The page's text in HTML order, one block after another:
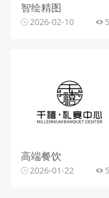
智绘精图
2026-02-10
高端餐饮
2026-01-22